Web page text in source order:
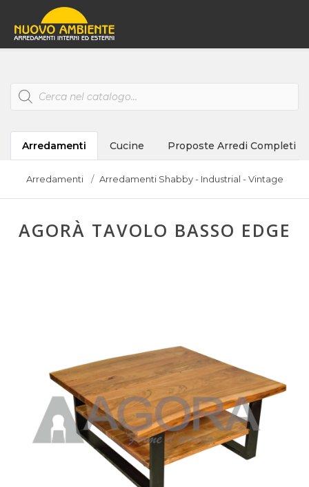
Products
search
Arredamenti Cucine Proposte Arredi Completi
Arredamenti Arredamenti Shabby - Industrial - Vintage
AGORÀ TAVOLO BASSO EDGE